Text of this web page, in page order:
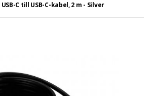
C till USB-C-kabel, 2 m - Silver